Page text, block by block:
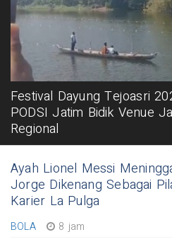
Festival Dayung Tejoasri
PODSI Jatim Bidik Venue
Regional
Ayah Lionel Messi
Jorge Dikenang Sebagai
Karier La Pulga
BOLA 8 jam